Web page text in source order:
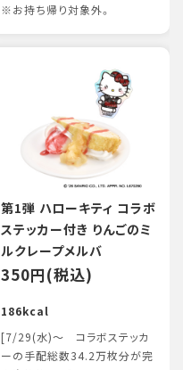
※お持ち帰り対象外。
第1弾 ハローキティ コラボ
ステッカー付き りんごのミ
ルクレープメルバ
350円(税込)
186kcal
[7/29(水)～ コラボステッカ
ーの手配総数34.2万枚分が完